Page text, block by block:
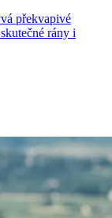
překvapivé
rány i